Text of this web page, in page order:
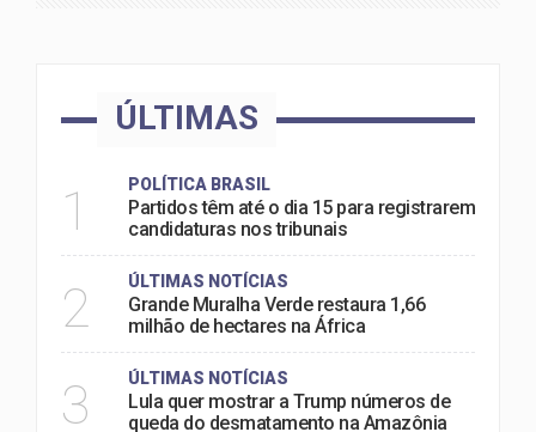
ÚLTIMAS
1 POLÍTICA BRASIL
Partidos têm até o dia 15 para registrarem
candidaturas nos tribunais
2 ÚLTIMAS NOTÍCIAS
Grande Muralha Verde restaura 1,66
milhão de hectares na África
3 ÚLTIMAS NOTÍCIAS
Lula quer mostrar a Trump números de
queda do desmatamento na Amazônia